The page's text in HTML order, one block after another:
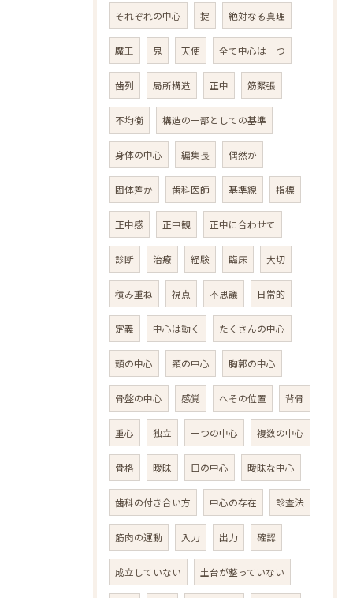
それぞれの中心 掟 絶対なる真理
魔王 鬼 天使 全て中心は一つ
歯列 局所構造 正中 筋緊張
不均衡 構造の一部としての基準
身体の中心 編集長 偶然か
固体差か 歯科医師 基準線 指標
正中感 正中観 正中に合わせて
診断 治療 経験 臨床 大切
積み重ね 視点 不思議 日常的
定義 中心は動く たくさんの中心
頭の中心 頸の中心 胸郭の中心
骨盤の中心 感覚 へその位置 背骨
重心 独立 一つの中心 複数の中心
骨格 曖昧 口の中心 曖昧な中心
歯科の付き合い方 中心の存在 診査法
筋肉の運動 入力 出力 確認
成立していない 土台が整っていない